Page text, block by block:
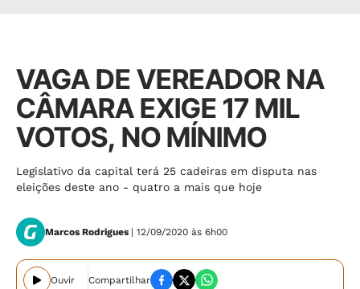
VAGA DE VEREADOR NA
CÂMARA EXIGE 17 MIL
VOTOS, NO MÍNIMO
Legislativo da capital terá 25 cadeiras em disputa nas
eleições deste ano - quatro a mais que hoje
Marcos Rodrigues | 12/09/2020 às 6h00
Ouvir Compartilhar